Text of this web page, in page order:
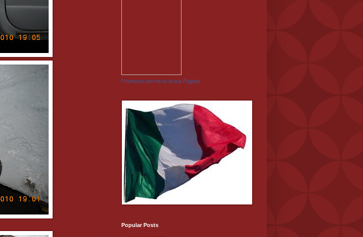
Promuovi anche tu la tua Pagina
Popular Posts